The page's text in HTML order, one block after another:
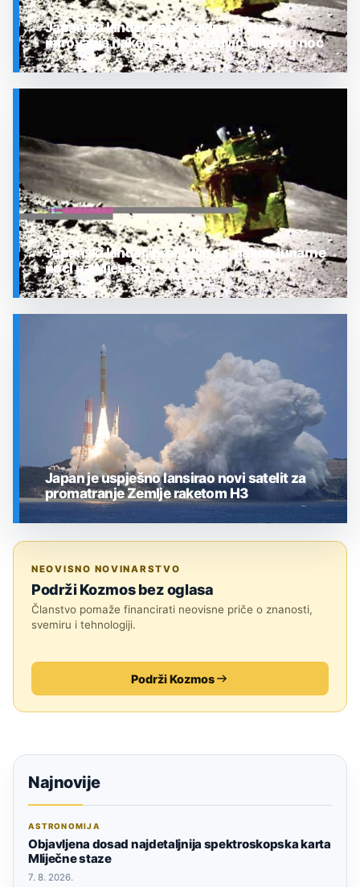
Japanski lander opet stavljen u stanje
mirovanja nakon što je preživio lunarnu noć
Japanski lander ‘probudio se’ nakon lunarne
noći na Mjesecu
Japan je uspješno lansirao novi satelit za
promatranje Zemlje raketom H3
NEOVISNO NOVINARSTVO
Podrži Kozmos bez oglasa
Članstvo pomaže financirati neovisne priče o znanosti,
svemiru i tehnologiji.
Podrži Kozmos
Najnovije
ASTRONOMIJA
Objavljena dosad najdetaljnija spektroskopska karta
Mliječne staze
7. 8. 2026.